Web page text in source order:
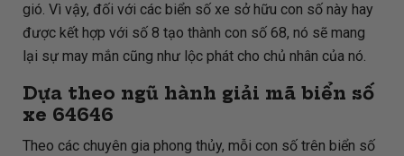
gió. Vì vậy, đối với các biển số xe sở hữu con số này hay
được kết hợp với số 8 tạo thành con số 68, nó sẽ mang
lại sự may mắn cũng như lộc phát cho chủ nhân của nó.
Dựa theo ngũ hành giải mã biển số
xe 64646
Theo các chuyên gia phong thủy, mỗi con số trên biển số